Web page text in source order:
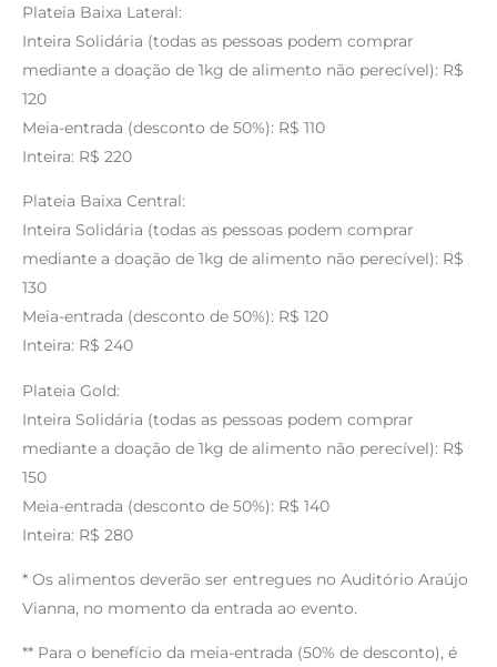
Plateia Baixa Lateral:
Inteira Solidária (todas as pessoas podem comprar
mediante a doação de 1kg de alimento não perecível): R$
120
Meia-entrada (desconto de 50%): R$ 110
Inteira: R$ 220
Plateia Baixa Central:
Inteira Solidária (todas as pessoas podem comprar
mediante a doação de 1kg de alimento não perecível): R$
130
Meia-entrada (desconto de 50%): R$ 120
Inteira: R$ 240
Plateia Gold:
Inteira Solidária (todas as pessoas podem comprar
mediante a doação de 1kg de alimento não perecível): R$
150
Meia-entrada (desconto de 50%): R$ 140
Inteira: R$ 280
* Os alimentos deverão ser entregues no Auditório Araújo
Vianna, no momento da entrada ao evento.
** Para o benefício da meia-entrada (50% de desconto), é